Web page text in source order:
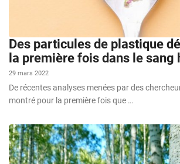
Des particules de plastique
la première fois dans le sang
29 mars 2022
De récentes analyses menées par des
montré pour la première fois que …